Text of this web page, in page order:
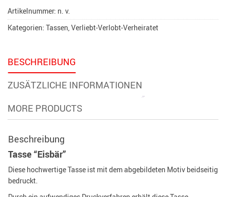
Artikelnummer: n. v.
Kategorien: Tassen,Verliebt-Verlobt-Verheiratet
BESCHREIBUNG
ZUSÄTZLICHE INFORMATIONEN
MORE PRODUCTS
Beschreibung
Tasse “Eisbär”
Diese hochwertige Tasse ist mit dem abgebildeten Motiv beidseitig
bedruckt.